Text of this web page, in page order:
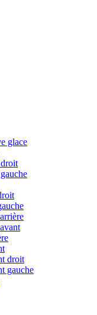
glace
droit
gauche